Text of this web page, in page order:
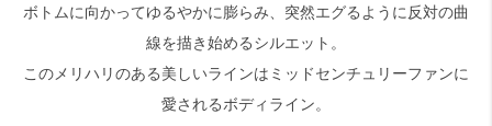
検索
ボトムに向かってゆるやかに膨らみ、突然エグるように反対の曲
線を描き始めるシルエット。
このメリハリのある美しいラインはミッドセンチュリーファンに
愛されるボディライン。